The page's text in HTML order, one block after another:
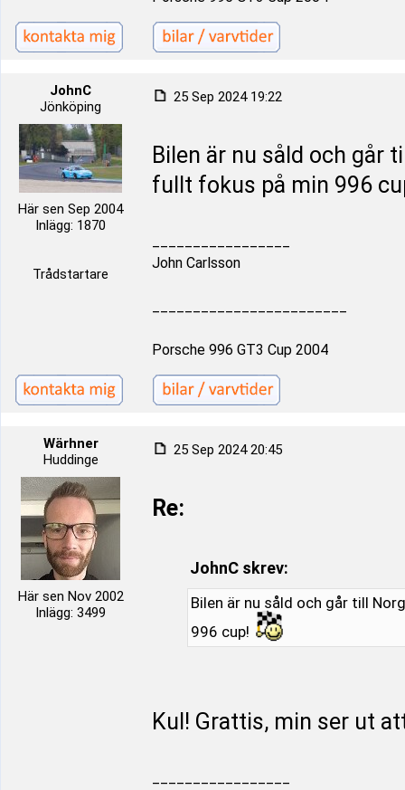
JohnC
Jönköping
Här sen Sep 2004
Inlägg: 1870
Trådstartare
25 Sep 2024 19:22
Bilen är nu såld och går
fullt fokus på min 996
John Carlsson
Porsche 996 GT3 Cup 2004
Wärhner
Huddinge
Här sen Nov 2002
Inlägg: 3499
25 Sep 2024 20:45
Re:
JohnC skrev:
Bilen är nu såld och går till
996 cup!
Kul! Grattis, min ser ut